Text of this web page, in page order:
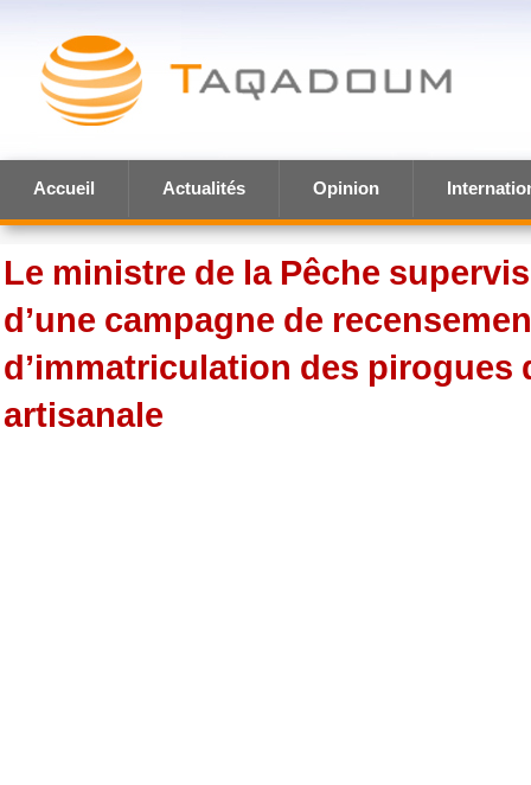
Accueil Actualités Opinion
Le ministre de la Pêche
d’une campagne de
d’immatriculation des pirogues
artisanale